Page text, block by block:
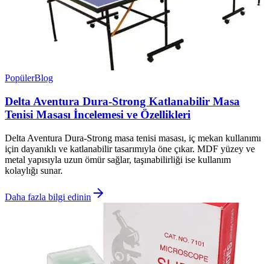
PopülerBlog
Delta Aventura Dura-Strong Katlanabilir Masa
Tenisi Masası İncelemesi ve Özellikleri
Delta Aventura Dura-Strong masa tenisi masası, iç mekan kullanımı
için dayanıklı ve katlanabilir tasarımıyla öne çıkar. MDF yüzey ve
metal yapısıyla uzun ömür sağlar, taşınabilirliği ise kullanım
kolaylığı sunar.
Daha fazla bilgi edinin